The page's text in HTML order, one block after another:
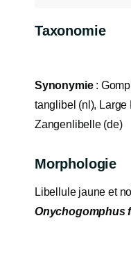
Taxonomie
Synonymie:
tanglibel (nl), Large
Zangenlibelle (de)
Morphologie
Libellule jaune et
Onychogomphus